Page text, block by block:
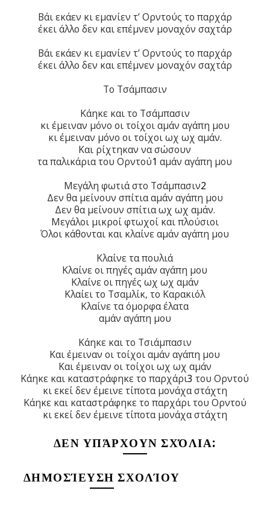
Βάι εκάεν κι εμανίεν τ’ Ορντούς το παρχάρ
έκει άλλο δεν και επέμνεν μοναχόν σαχτάρ
Βάι εκάεν κι εμανίεν τ’ Ορντούς το παρχάρ
έκει άλλο δεν και επέμνεν μοναχόν σαχτάρ
Το Τσάμπασιν
Κάηκε και το Τσάμπασιν
κι έμειναν μόνο οι τοίχοι αμάν αγάπη μου
κι έμειναν μόνο οι τοίχοι ωχ ωχ αμάν.
Και ρίχτηκαν να σώσουν
τα παλικάρια του Ορντού1 αμάν αγάπη μου
Μεγάλη φωτιά στο Τσάμπασιν2
Δεν θα μείνουν σπίτια αμάν αγάπη μου
Δεν θα μείνουν σπίτια ωχ ωχ αμάν.
Μεγάλοι μικροί φτωχοί και πλούσιοι
Όλοι κάθονται και κλαίνε αμάν αγάπη μου
Κλαίνε τα πουλιά
Κλαίνε οι πηγές αμάν αγάπη μου
Κλαίνε οι πηγές ωχ ωχ αμάν
Κλαίει το Τσαμλίκ, το Καρακιόλ
Κλαίνε τα όμορφα έλατα
αμάν αγάπη μου
Κάηκε και το Τσιάμπασιν
Και έμειναν οι τοίχοι αμάν αγάπη μου
Και έμειναν οι τοίχοι ωχ ωχ αμάν
Κάηκε και καταστράφηκε το παρχάρι3 του Ορντού
κι εκεί δεν έμεινε τίποτα μονάχα στάχτη
Κάηκε και καταστράφηκε το παρχάρι του Ορντού
κι εκεί δεν έμεινε τίποτα μονάχα στάχτη
ΔΕΝ ΥΠΆΡΧΟΥΝ ΣΧΌΛΙΑ:
ΔΗΜΟΣΊΕΥΣΗ ΣΧΟΛΊΟΥ